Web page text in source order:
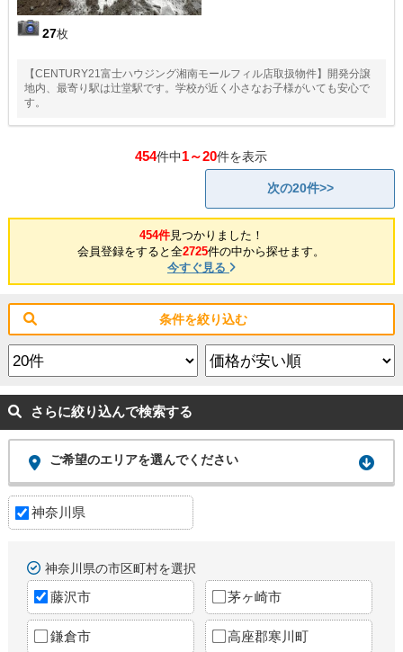
27枚
【CENTURY21富士ハウジング湘南モールフィル店取扱物件】開発分譲
地内、最寄り駅は辻堂駅です。学校が近く小さなお子様がいても安心で
す。
454件中1～20件を表示
次の20件>>
454件見つかりました！
会員登録をすると全2725件の中から探せます。
今すぐ見る
条件を絞り込む
さらに絞り込んで検索する
ご希望のエリアを選んでください
神奈川県
神奈川県の市区町村を選択
藤沢市 茅ヶ崎市
鎌倉市 高座郡寒川町